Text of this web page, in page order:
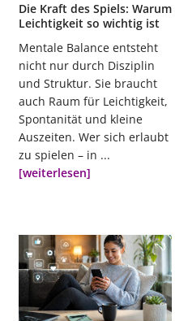
Die Kraft des Spiels: Warum
Leichtigkeit so wichtig ist
Mentale Balance entsteht
nicht nur durch Disziplin
und Struktur. Sie braucht
auch Raum für Leichtigkeit,
Spontanität und kleine
Auszeiten. Wer sich erlaubt
zu spielen – in ...
[weiterlesen]